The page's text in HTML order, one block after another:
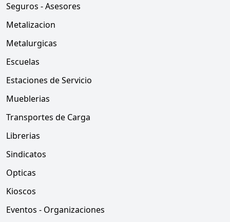
Seguros - Asesores
Metalizacion
Metalurgicas
Escuelas
Estaciones de Servicio
Mueblerias
Transportes de Carga
Librerias
Sindicatos
Opticas
Kioscos
Eventos - Organizaciones